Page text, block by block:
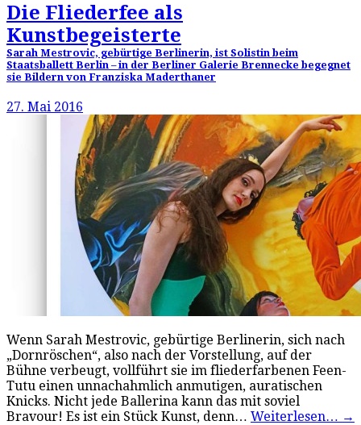
Die Fliederfee als
Kunstbegeisterte
Sarah Mestrovic, gebürtige Berlinerin, ist Solistin beim
Staatsballett Berlin – in der Berliner Galerie Brennecke begegnet
sie Bildern von Franziska Maderthaner
27. Mai 2016
Wenn Sarah Mestrovic, gebürtige Berlinerin, sich nach
„Dornröschen“, also nach der Vorstellung, auf der
Bühne verbeugt, vollführt sie im fliederfarbenen Feen-
Tutu einen unnachahmlich anmutigen, auratischen
Knicks. Nicht jede Ballerina kann das mit soviel
Bravour! Es ist ein Stück Kunst, denn… Weiterlesen… →